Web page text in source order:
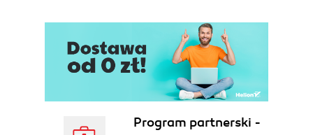
Program partnerski -